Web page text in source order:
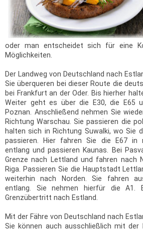
oder man entscheidet sich für eine
Möglichkeiten.
Der Landweg von Deutschland nach
Sie überqueren bei dieser Route die
bei Frankfurt an der Oder. Bis hierher
Weiter geht es über die E30, die E65
Poznan. Anschließend nehmen Sie
Richtung Warschau. Sie passieren die
halten sich in Richtung Suwalki, wo Sie
passieren. Hier fahren Sie die E67 in
entlang und passieren Kaunas. Bei
Grenze nach Lettland und fahren nach
Riga. Passieren Sie die Hauptstadt
weiterhin nach Norden. Sie fahren
entlang. Sie nehmen hierfür die A1.
Grenzübertritt nach Estland.
Mit der Fähre von Deutschland nach
Sie können auch ausschließlich mit der